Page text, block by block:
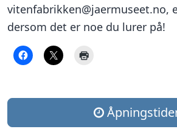
vitenfabrikken@jaermuseet.no,
dersom det er noe du lurer på!